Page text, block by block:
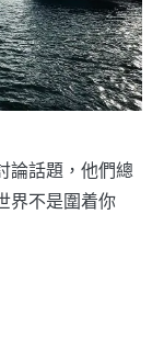
論話題，他們總
界不是圍着你